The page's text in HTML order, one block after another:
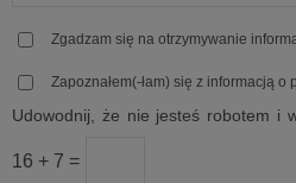
Zgadzam się na otrzymywanie
Zapoznałem(-łam) się z informacją o
Udowodnij, że nie jesteś robotem i
16 + 7 =